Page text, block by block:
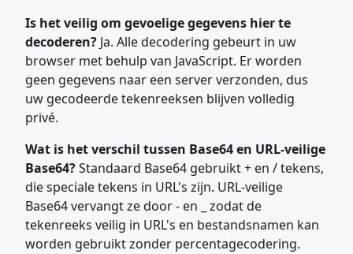
Is het veilig om gevoelige gegevens hier te
decoderen? Ja. Alle decodering gebeurt in uw
browser met behulp van JavaScript. Er worden
geen gegevens naar een server verzonden, dus
uw gecodeerde tekenreeksen blijven volledig
privé.
Wat is het verschil tussen Base64 en URL-veilige
Base64?Standaard Base64 gebruikt + en / tekens,
die speciale tekens in URL's zijn. URL-veilige
Base64 vervangt ze door - en _ zodat de
tekenreeks veilig in URL's en bestandsnamen kan
worden gebruikt zonder percentagecodering.